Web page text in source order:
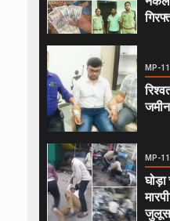
MP-11
MP-11
घोड़ा